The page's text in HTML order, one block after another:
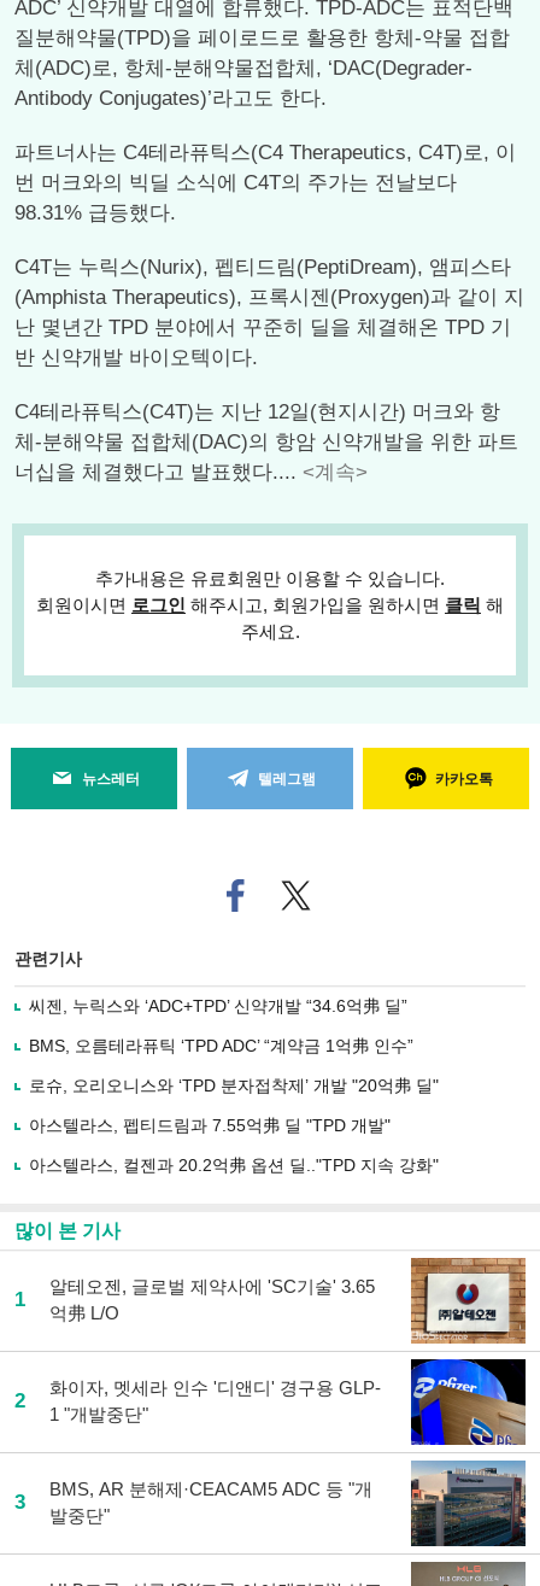
ADC’ 신약개발 대열에 합류했다. TPD-ADC는 표적단백
질분해약물(TPD)을 페이로드로 활용한 항체-약물 접합
체(ADC)로, 항체-분해약물접합체, ‘DAC(Degrader-
Antibody Conjugates)’라고도 한다.
파트너사는 C4테라퓨틱스(C4 Therapeutics, C4T)로, 이
번 머크와의 빅딜 소식에 C4T의 주가는 전날보다
98.31% 급등했다.
C4T는 누릭스(Nurix), 펩티드림(PeptiDream), 앰피스타
(Amphista Therapeutics), 프록시젠(Proxygen)과 같이 지
난 몇년간 TPD 분야에서 꾸준히 딜을 체결해온 TPD 기
반 신약개발 바이오텍이다.
C4테라퓨틱스(C4T)는 지난 12일(현지시간) 머크와 항
체-분해약물 접합체(DAC)의 항암 신약개발을 위한 파트
너십을 체결했다고 발표했다.... <계속>
추가내용은 유료회원만 이용할 수 있습니다.
회원이시면 로그인 해주시고, 회원가입을 원하시면 클릭 해
주세요.
뉴스레터 텔레그램 카카오톡
페
이
로
기
사
유
기
트위
터로
관련기사
씨젠, 누릭스와 ‘ADC+TPD’ 신약개발 “34.6억弗 딜”
BMS, 오름테라퓨틱 ‘TPD ADC’ “계약금 1억弗 인수”
로슈, 오리오니스와 ‘TPD 분자접착제’ 개발 "20억弗 딜"
아스텔라스, 펩티드림과 7.55억弗 딜 "TPD 개발"
아스텔라스, 컬젠과 20.2억弗 옵션 딜.."TPD 지속 강화"
많이 본 기사
1
알테오젠, 글로벌 제약사에 'SC기술' 3.65
억弗 L/O
2
화이자, 멧세라 인수 '디앤디' 경구용 GLP-
1 "개발중단"
3
BMS, AR 분해제·CEACAM5 ADC 등 "개
발중단"